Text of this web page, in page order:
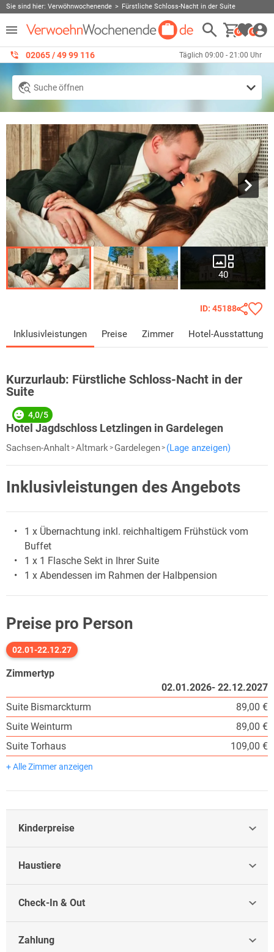
Sie sind hier: Verwöhnwochenende Fürstliche Schloss-Nacht in der Suite
0 0
02065 / 49 ‌99 116 Täglich 09:00 - 21:00 Uhr
Suche öffnen
40
ID: 45188
Inklusivleistungen Preise Zimmer Hotel-Ausstattung
Kurzurlaub: Fürstliche Schloss-Nacht in der
Suite
Hotel Jagdschloss Letzlingen in Gardelegen
4,0/5
Sachsen-Anhalt Altmark Gardelegen (Lage anzeigen)
Inklusivleistungen des Angebots
1 x Übernachtung inkl. reichhaltigem Frühstück vom
Buffet
1 x 1 Flasche Sekt in Ihrer Suite
1 x Abendessen im Rahmen der Halbpension
Preise pro Person
02.01-22.12.27
Zimmertyp
Suite Bismarckturm
Suite Weinturm
Suite Torhaus
+ Alle Zimmer anzeigen
02.01.2026- 22.12.2027
89,00 €
89,00 €
109,00 €
Kinderpreise
Haustiere
Check-In & Out
Zahlung